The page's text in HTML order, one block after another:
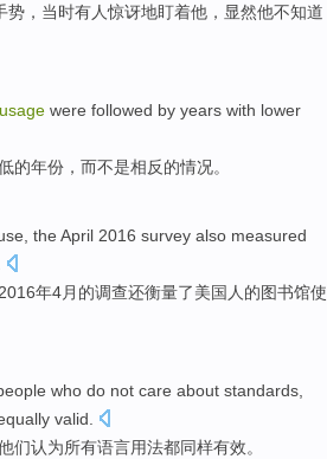
势， 当时有人惊讶地盯着他 ， 显然他不知道
usage were followed by years with lower
的年份， 而不是相反的情况。
, the April 2016 survey also measured
年4月 的调查还衡量了美国人的图书馆使
who do not care about standards
valid
们认为所有语言用法都同样有效。